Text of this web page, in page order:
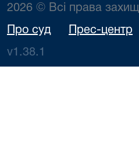
2026 © Всі права
Про суд Прес-центр
v1.38.1